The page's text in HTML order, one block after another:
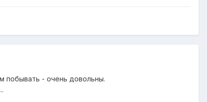
побывать - очень довольны.